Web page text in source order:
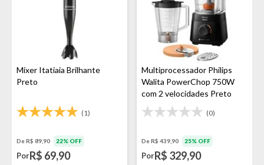
Mixer Itatiaia Brilhante
Preto
(1)
De R$ 89,90 22% OFF
PorR$ 69,90
Multiprocessador Philips
Walita PowerChop 750W
com 2 velocidades Preto
(0)
De R$ 439,90 25% OFF
PorR$ 329,90